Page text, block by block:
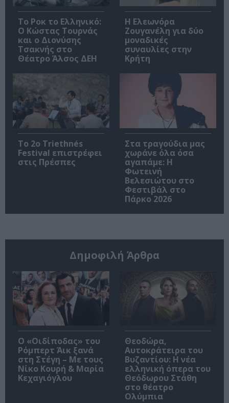
Το Ροκ το Ελληνικό:
Ο Κώστας Τουρνάς
και ο Διονύσης
Τσακνής στο
Θέατρο Άλσος ΔΕΗ
Η Ελεωνόρα
Ζουγανέλη για δύο
μοναδικές
συναυλίες στην
Κρήτη
Το 2ο Triethnés
Festival επιστρέφει
στις Πρέσπες
Στα τραγούδια μας
χωράνε όλα όσα
αγαπάμε: Η
Φωτεινή
Βελεσιώτου στο
Φεστιβάλ στο
Πάρκο 2026
Δημοφιλή Άρθρα
O «Οιδίποδας» του
Ρόμπερτ Άικ ξανά
στη Στέγη – Με τους
Νίκο Κουρή & Μαρία
Κεχαγιόγλου
Θεοδώρα,
Αυτοκράτειρα του
Βυζαντίου: Η νέα
ελληνική όπερα του
Θεόδωρου Στάθη
στο θέατρο
Ολύμπια